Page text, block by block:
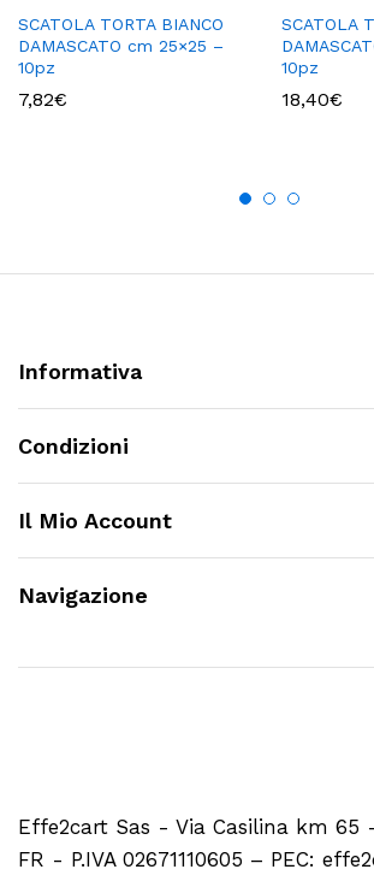
SCATOLA TORTA BIANCO
DAMASCATO cm 25×25 –
10pz
7,82€
SCATOLA
10pz
18,40€
Informativa
Condizioni
Il Mio Account
Navigazione
Effe2cart Sas - Via Casilina km 65
FR - P.IVA 02671110605 – PEC: